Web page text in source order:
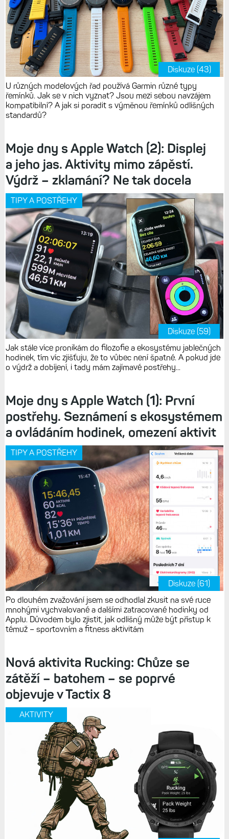
Diskuze (43)
U různých modelových řad používá Garmin různé typy
řemínků. Jak se v nich vyznat? Jsou mezi sebou navzájem
kompatibilní? A jak si poradit s výměnou řemínků odlišných
standardů?
Moje dny s Apple Watch (2): Displej
a jeho jas. Aktivity mimo zápěstí.
Výdrž – zklamání? Ne tak docela
TIPY A POSTŘEHY
Diskuze (59)
Jak stále více pronikám do filozofie a ekosystému jablečných
hodinek, tím víc zjišťuju, že to vůbec není špatné. A pokud jde
o výdrž a dobíjení, i tady mám zajímavé postřehy...
Moje dny s Apple Watch (1): První
postřehy. Seznámení s ekosystémem
a ovládáním hodinek, omezení aktivit
TIPY A POSTŘEHY
Diskuze (61)
Po dlouhém zvažování jsem se odhodlal zkusit na své ruce
mnohými vychvalované a dalšími zatracované hodinky od
Applu. Důvodem bylo zjistit, jak odlišný může být přístup k
témuž – sportovním a fitness aktivitám
Nová aktivita Rucking: Chůze se
zátěží – batohem – se poprvé
objevuje v Tactix 8
AKTIVITY